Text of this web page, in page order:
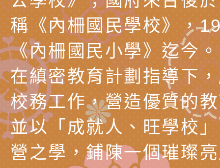
章
(星期六)下午2時至5
立臺灣科學教育館（
林區士商路189號）
理「115年度515國
導及系列座談活動」
檢送本市115學年度
術才能音樂班鑑定二
章
函轉本府新聞處115
安全宣導
檢送本府新聞處115
安全宣導
有關衛生福利部辦理
逆境少年家庭支持服
員專業輔導及效能精
北、中、南共3場次
轉知社團法人中華民
礙聯盟辦理「2026
少意見交流大會」簡
台灣遊戲治療學會將
月至8月舉辦「空間
檢送行政院新聞傳播
稱《內柵國民學校》，
《內柵國民小學》迄今。
在縝密教育計劃指導下
校務工作，營造優質的
並以「成就人、旺學校
營之學，鋪陳一個璀璨